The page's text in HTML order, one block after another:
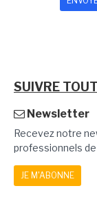
SUIVRE
Newsletter
Recevez notre
professionnels de
JE M'ABONNE